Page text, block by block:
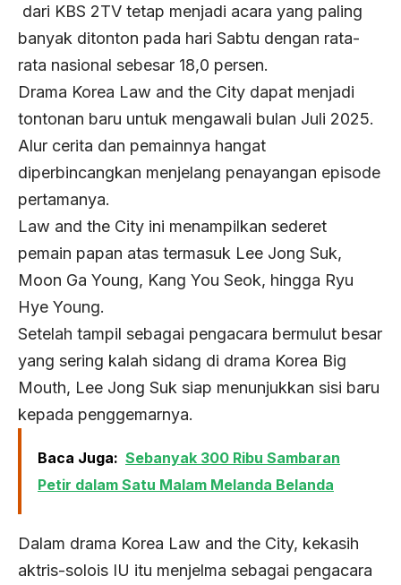
dari KBS 2TV tetap menjadi acara yang paling
banyak ditonton pada hari Sabtu dengan rata-
rata nasional sebesar 18,0 persen.
Drama Korea Law and the City dapat menjadi
tontonan baru untuk mengawali bulan Juli 2025.
Alur cerita dan pemainnya hangat
diperbincangkan menjelang penayangan episode
pertamanya.
Law and the City ini menampilkan sederet
pemain papan atas termasuk Lee Jong Suk,
Moon Ga Young, Kang You Seok, hingga Ryu
Hye Young.
Setelah tampil sebagai pengacara bermulut besar
yang sering kalah sidang di drama Korea Big
Mouth, Lee Jong Suk siap menunjukkan sisi baru
kepada penggemarnya.
Baca Juga: Sebanyak 300 Ribu Sambaran
Petir dalam Satu Malam Melanda Belanda
Dalam drama Korea Law and the City, kekasih
aktris-solois IU itu menjelma sebagai pengacara